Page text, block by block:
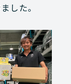
した。